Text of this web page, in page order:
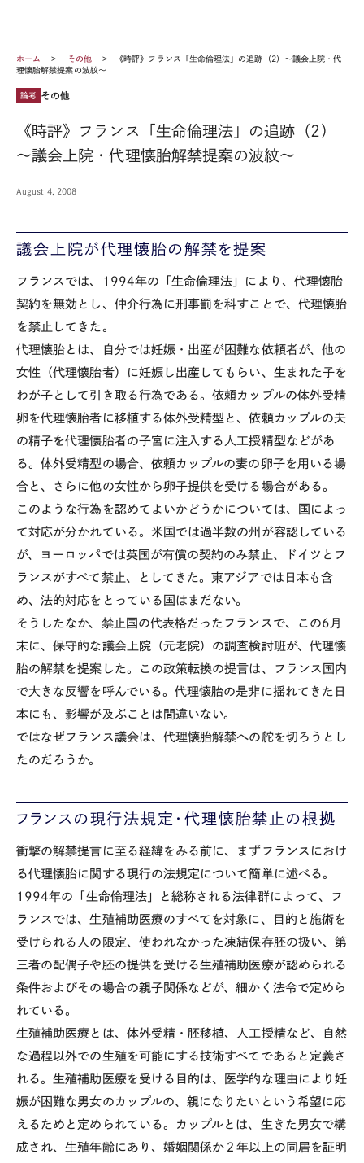
ホーム その他
《時評》フランス「生命倫理法」の追跡（2）～議会上院・代
理懐胎解禁提案の波紋～
論考 その他
《時評》フランス「生命倫理法」の追跡（2）
～議会上院・代理懐胎解禁提案の波紋～
August 4, 2008
議会上院が代理懐胎の解禁を提案
フランスでは、1994年の「生命倫理法」により、代理懐胎
契約を無効とし、仲介行為に刑事罰を科すことで、代理懐胎
を禁止してきた。
代理懐胎とは、自分では妊娠・出産が困難な依頼者が、他の
女性（代理懐胎者）に妊娠し出産してもらい、生まれた子を
わが子として引き取る行為である。依頼カップルの体外受精
卵を代理懐胎者に移植する体外受精型と、依頼カップルの夫
の精子を代理懐胎者の子宮に注入する人工授精型などがあ
る。体外受精型の場合、依頼カップルの妻の卵子を用いる場
合と、さらに他の女性から卵子提供を受ける場合がある。
このような行為を認めてよいかどうかについては、国によっ
て対応が分かれている。米国では過半数の州が容認している
が、ヨーロッパでは英国が有償の契約のみ禁止、ドイツとフ
ランスがすべて禁止、としてきた。東アジアでは日本も含
め、法的対応をとっている国はまだない。
そうしたなか、禁止国の代表格だったフランスで、この6月
末に、保守的な議会上院（元老院）の調査検討班が、代理懐
胎の解禁を提案した。この政策転換の提言は、フランス国内
で大きな反響を呼んでいる。代理懐胎の是非に揺れてきた日
本にも、影響が及ぶことは間違いない。
ではなぜフランス議会は、代理懐胎解禁への舵を切ろうとし
たのだろうか。
フランスの現行法規定・代理懐胎禁止の根拠
衝撃の解禁提言に至る経緯をみる前に、まずフランスにおけ
る代理懐胎に関する現行の法規定について簡単に述べる。
1994年の「生命倫理法」と総称される法律群によって、フ
ランスでは、生殖補助医療のすべてを対象に、目的と施術を
受けられる人の限定、使われなかった凍結保存胚の扱い、第
三者の配偶子や胚の提供を受ける生殖補助医療が認められる
条件およびその場合の親子関係などが、細かく法令で定めら
れている。
生殖補助医療とは、体外受精・胚移植、人工授精など、自然
な過程以外での生殖を可能にする技術すべてであると定義さ
れる。生殖補助医療を受ける目的は、医学的な理由により妊
娠が困難な男女のカップルの、親になりたいという希望に応
えるためと定められている。カップルとは、生きた男女で構
成され、生殖年齢にあり、婚姻関係か２年以上の同居を証明